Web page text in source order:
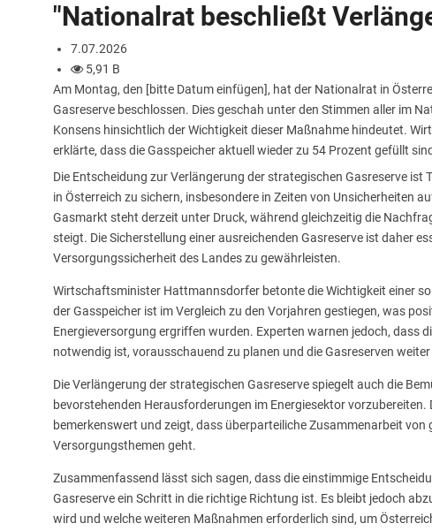
"Nationalrat beschließt
7.07.2026
5,91 B
Am Montag, den [bitte Datum einfügen], hat der Nationalrat in
Gasreserve beschlossen. Dies geschah unter den Stimmen aller im
Konsens hinsichtlich der Wichtigkeit dieser Maßnahme hindeutet.
erklärte, dass die Gasspeicher aktuell wieder zu 54 Prozent gefüllt
Die Entscheidung zur Verlängerung der strategischen Gasreserve ist
in Österreich zu sichern, insbesondere in Zeiten von Unsicherheiten
Gasmarkt steht derzeit unter Druck, während gleichzeitig die
steigt. Die Sicherstellung einer ausreichenden Gasreserve ist daher
Versorgungssicherheit des Landes zu gewährleisten.
Wirtschaftsminister Hattmannsdorfer betonte die Wichtigkeit einer
der Gasspeicher ist im Vergleich zu den Vorjahren gestiegen, was
Energieversorgung ergriffen wurden. Experten warnen jedoch, dass
notwendig ist, vorausschauend zu planen und die Gasreserven
Die Verlängerung der strategischen Gasreserve spiegelt auch die
bevorstehenden Herausforderungen im Energiesektor vorzubereiten.
bemerkenswert und zeigt, dass überparteiliche Zusammenarbeit
Versorgungsthemen geht.
Zusammenfassend lässt sich sagen, dass die einstimmige
Gasreserve ein Schritt in die richtige Richtung ist. Es bleibt jedoch
wird und welche weiteren Maßnahmen erforderlich sind, um